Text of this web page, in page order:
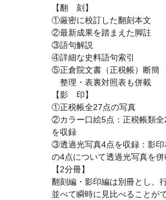
【翻 刻】
①厳密に校訂した翻刻本文
②最新成果を踏まえた脚註
③語句解説
④詳細な史料語句索引
⑤正倉院文書（正税帳）断簡
整理・表裏対照表も併載
【影 印】
①正税帳全27点の写真
②カラー口絵5点：正税帳類
を収録
③透過光写真4点を収録：影
の4点について透過光写真を併
【2分冊】
翻刻編・影印編は別冊とし、
並べて瞬時に見比べることが